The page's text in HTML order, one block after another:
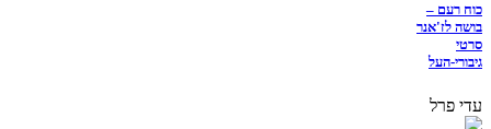
כוח רעם –
בושה לז'אנר
סרטי
גיבורי-העל
עדי פרל